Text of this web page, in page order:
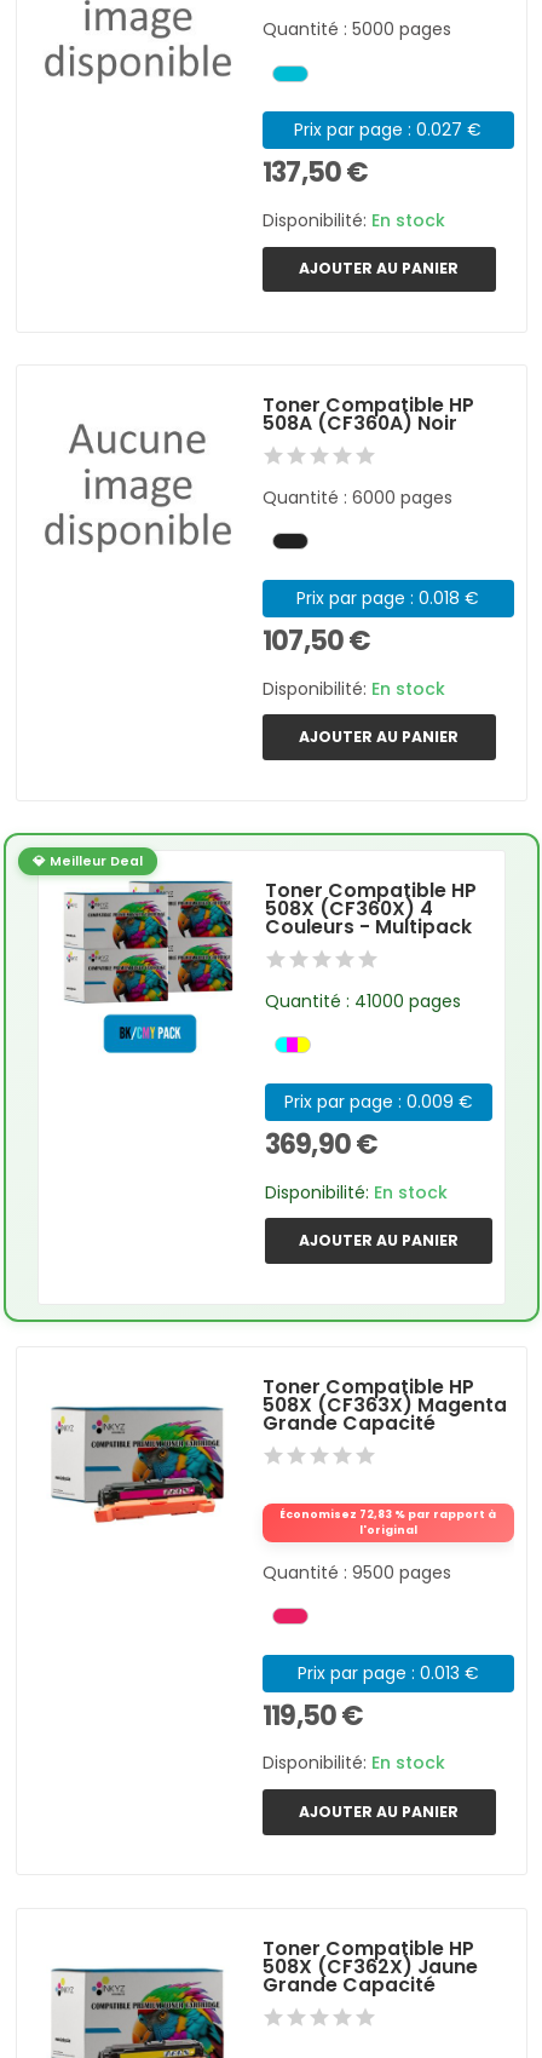
Quantité : 5000 pages
Prix par page : 0.027 €
137,50 €
Disponibilité: En stock
AJOUTER AU PANIER
Toner Compatible HP
508A (CF360A) Noir
Quantité : 6000 pages
Prix par page : 0.018 €
107,50 €
Disponibilité: En stock
AJOUTER AU PANIER
💎 Meilleur Deal
Toner Compatible HP
508X (CF360X) 4
Couleurs - Multipack
Quantité : 41000 pages
Prix par page : 0.009 €
369,90 €
Disponibilité: En stock
AJOUTER AU PANIER
Toner Compatible HP
508X (CF363X) Magenta
Grande Capacité
Économisez 72,83 % par rapport à
l'original
Quantité : 9500 pages
Prix par page : 0.013 €
119,50 €
Disponibilité: En stock
AJOUTER AU PANIER
Toner Compatible HP
508X (CF362X) Jaune
Grande Capacité